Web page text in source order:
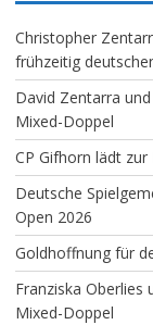
Christopher
frühzeitig
David Zentarra
Mixed-Doppel
CP Gifhorn lädt
Deutsche
Open 2026
Goldhoffnung für
Franziska Oberlies
Mixed-Doppel